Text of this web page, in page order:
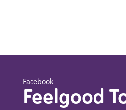
Facebook
Feelgood